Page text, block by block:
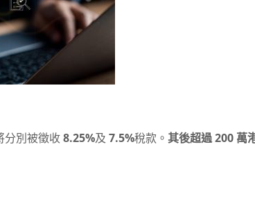
分別被徵收8.25%及 7.5%稅款。 其後超過 200 萬